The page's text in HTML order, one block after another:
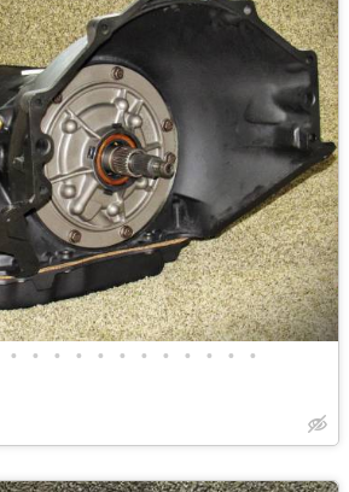
• • • • • • • • • • • •